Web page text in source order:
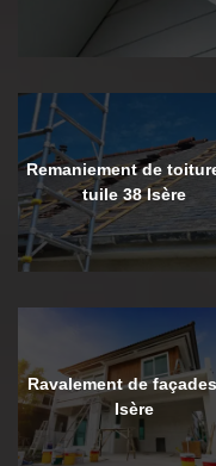
Remaniement de
tuile 38 Isère
Ravalement de
Isère